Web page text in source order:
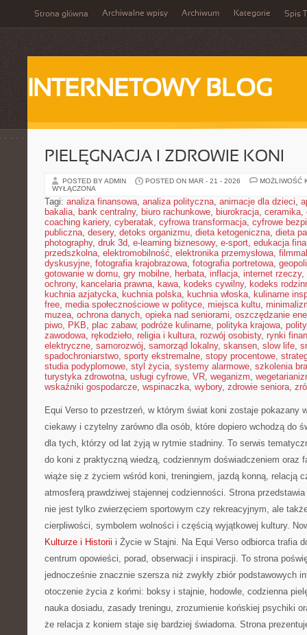
Strona główna Archiwalne wpisy Archiwum Kategorie Spis
INTERNETOWY BLOG
PIELĘGNACJA I ZDROWIE KONI
POSTED BY ADMIN POSTED ON MAR - 21 - 2026
MOŻLIWOŚĆ
WYŁĄCZONA
Tagi: analiza finansowa, analiza polityczna, animacje dla dzieci,
bakalia, bank centralny, biuro rachunkowe, biurokracja, ceramika,
coaching kariery, cyberatak, cyfrowa transformacja, cyfrowe
publiczna, desery, detoks organizmu, dieta ketogeniczna, dieta
photography, druk 3d, e-learning biznesowy, e-sport, edukacja
przedszkolna, elektromobilność, elektronika przemysłowa,
dyskusyjne, fotografia krajobrazowa, fotografia portretowa,
gotowanie w domu, gry mobilne, herbata, inflacja, internet rzeczy,
ochrony, kancelaria prawna, kawa, kodeks cywilny, kodeks
kuchnia azjatycka, kuchnia polska, kuchnia włoska, kulinarne
free, media społecznościowe w polityce, miejsca kultu,
muzea, ochrona danych, opieka nad seniorami, oszczędzanie
piwo, PKB, plac zabaw, podróże kulinarne, polityka krajowa,
zawodowa, rękodzieło, religia i kultura, rozwój osobisty, rynki
elektryczne, samorozwój, samorząd lokalny, skansen, slow life,
spadochroniarstwo, sporty ekstremalne, stopy procentowe,
studia podyplomowe, styl życia, systemy alarmowe, szkolenia
turystyka zdrowotna, usługi cyfrowe, VR, weganizm,
wskaźniki gospodarcze, wspinaczka, wybory, zdrowie seniora,
Equi Verso to przestrzeń, w którym świat koni zostaje pokazany
ciekawy i czytelny zarówno dla osób, które dopiero wchodzą do
dla tych, którzy od lat żyją w rytmie stadniny. To serwis
do koni z praktyczną wiedzą, codziennym doświadczeniem oraz
wiąże się z życiem wśród koni, treningiem, jazdą konną, relacją
atmosferą prawdziwej stajennej codzienności. Strona
nie jest tylko zwierzęciem sportowym czy rekreacyjnym, ale
cierpliwości, symbolem wolności i częścią wyjątkowej kultury.
Kulturze i Historii i Życie w Stajni. Na Equi Verso odbiorca trafia
centrum opowieści, porad, obserwacji i inspiracji. To strona
jednocześnie znacznie szersza niż zwykły zbiór podstawowych
otoczenie życia z końmi: boksy i stajnie, hodowle, codzienna
nauka dosiadu, zasady treningu, zrozumienie końskiej psychiki
że relacja z koniem staje się bardziej świadoma. Strona